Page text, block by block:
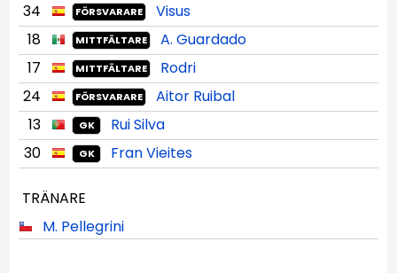
34
FÖRSVARARE
Visus
18
MITTFÄLTARE
A. Guardado
17
MITTFÄLTARE
Rodri
24
FÖRSVARARE
Aitor Ruibal
13
GK
Rui Silva
30
GK Fran Vieites
TRÄNARE
M. Pellegrini